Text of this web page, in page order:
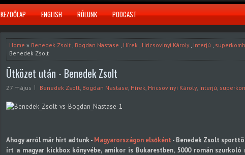
KEZDŐLAP ENGLISH RÓLUNK PODCAST
Home » Benedek Zsolt , Bogdan Nastase , Hírek , Hricsovinyi Károly, Interjú ,
Benedek Zsolt
Ütközet után - Benedek Zsolt
27 május Benedek Zsolt, Bogdan Nastase, Hírek, Hricsovinyi Károly, Interjú,
Ahogy arról már hírt adtunk - Magyarországon elsőként - Benedek Zsolt
írt a magyar kickbox könyvébe, amikor is Bukarestben, 5000 román